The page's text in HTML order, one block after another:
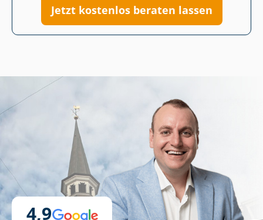
4,9
Jetzt kostenlos beraten lassen